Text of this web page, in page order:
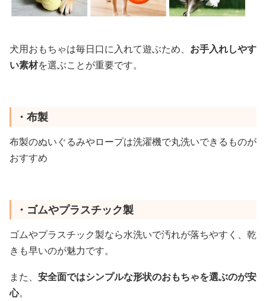
犬用おもちゃは毎日口に入れて遊ぶため、 お手入れしやす
い素材を選ぶことが重要です。
・布製
布製のぬいぐるみやロープは洗濯機で丸洗いできるものが
おすすめ
・ゴムやプラスチック製
ゴムやプラスチック製なら水洗いで汚れが落ちやすく、乾
きも早いのが魅力です。
また、 安全面ではシンプルな形状のおもちゃを選ぶのが安
心。